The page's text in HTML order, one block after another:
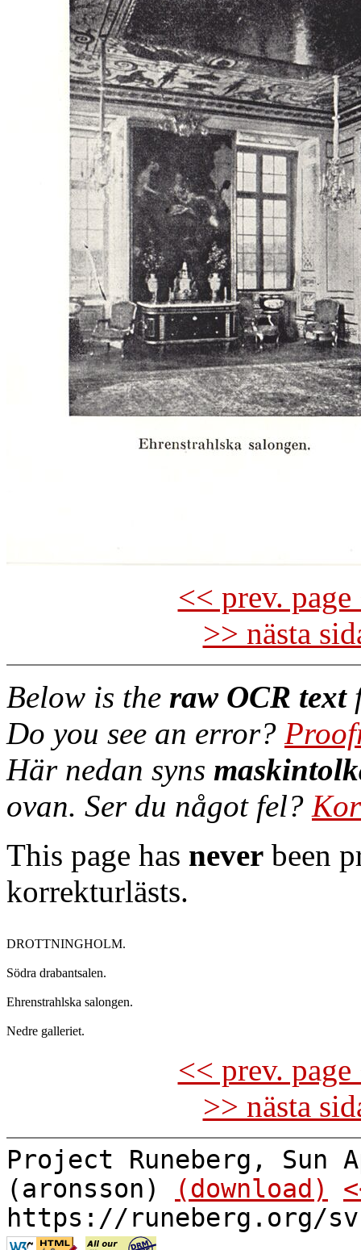
<< prev.
>> nästa
Below is the raw OCR text
Do you see an error?
Här nedan syns
ovan. Ser du något fel?
This page has never been
korrekturlästs.
DROTTNINGHOLM.
Södra drabantsalen.
Ehrenstrahlska salongen.
<< prev.
>> nästa
Project Runeberg, Sun
(aronsson)
(download)
https://runeberg.org/